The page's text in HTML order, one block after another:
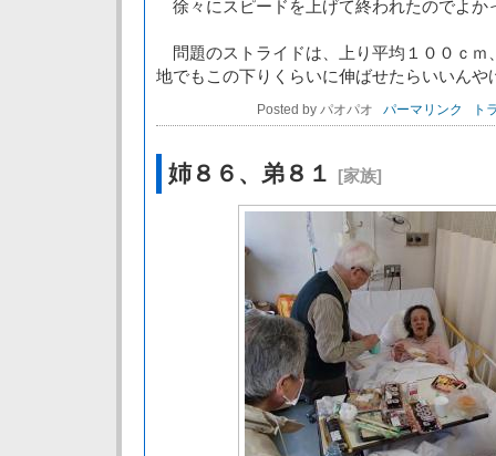
徐々にスピードを上げて終われたのでよか
問題のストライドは、上り平均１００ｃｍ
地でもこの下りくらいに伸ばせたらいいんや
Posted by パオパオ パーマリンク ト
姉８６、弟８１ [家族]